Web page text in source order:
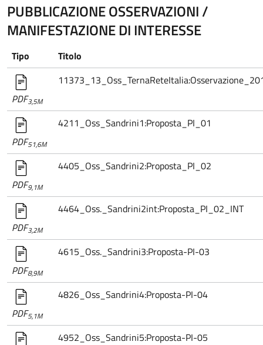
PUBBLICAZIONE OSSERVAZIONI /
MANIFESTAZIONE DI INTERESSE
Tipo Titolo
PDF3,5M
PDF51,6M
4211_Oss_Sandrini1:Proposta_PI_01
PDF9,1M
4405_Oss_Sandrini2:Proposta_PI_02
PDF3,2M
4464_Oss._Sandrini2int:Proposta_PI_02_INT
PDF8,9M
4615_Oss._Sandrini3:Proposta-PI-03
PDF5,1M
4826_Oss_Sandrini4:Proposta-PI-04
4952_Oss_Sandrini5:Proposta-PI-05